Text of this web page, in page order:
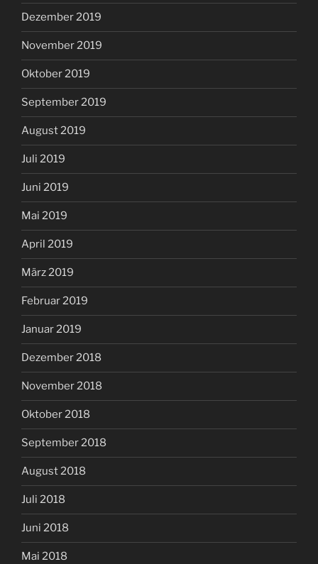
Dezember 2019
November 2019
Oktober 2019
September 2019
August 2019
Juli 2019
Juni 2019
Mai 2019
April 2019
März 2019
Februar 2019
Januar 2019
Dezember 2018
November 2018
Oktober 2018
September 2018
August 2018
Juli 2018
Juni 2018
Mai 2018